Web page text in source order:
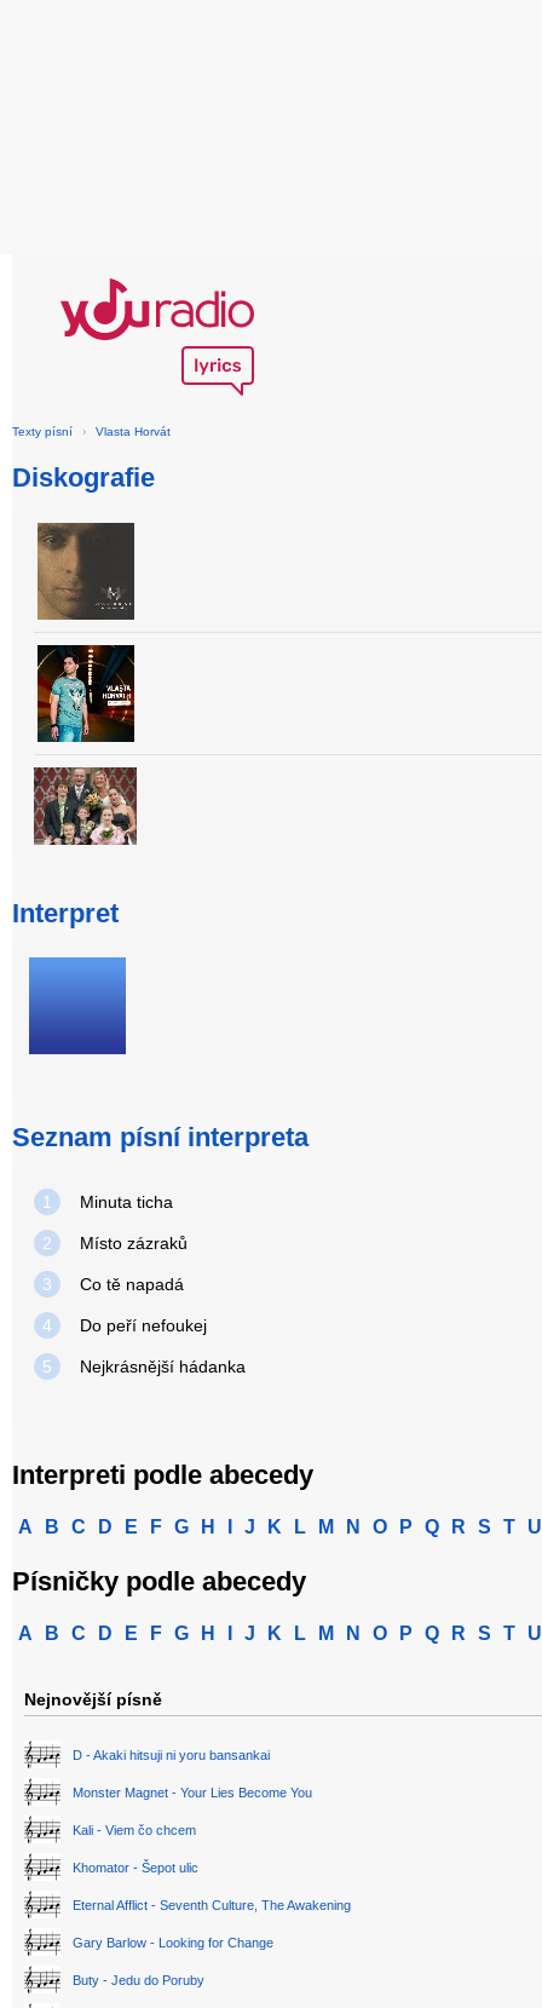
Texty písní › Vlasta Horvát
Diskografie
Interpret
Seznam písní interpreta
1 Minuta ticha
2 Místo zázraků
3 Co tě napadá
4 Do peří nefoukej
5 Nejkrásnější hádanka
Interpreti podle abecedy
A B C D E F G H J K L M N O P Q R S T U
Písničky podle abecedy
A B C D E F G H J K L M N O P Q R S T U
Nejnovější písně
D - Akaki hitsuji ni yoru bansankai
Monster Magnet - Your Lies Become You
Kali - Viem čo chcem
Khomator - Šepot ulic
Eternal Afflict - Seventh Culture, The Awakening
Gary Barlow - Looking for Change
Buty - Jedu do Poruby